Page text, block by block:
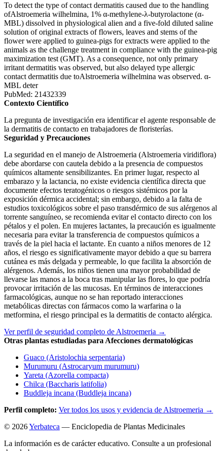
To detect the type of contact dermatitis caused due to the handling
ofAlstroemeria wilhelmina, 1% α-methylene-λ-butyrolactone (α-
MBL) dissolved in physiological alien and a five-fold diluted saline
solution of original extracts of flowers, leaves and stems of the
flower were applied to guinea-pigs for extracts were applied to the
animals as the challenge treatment in compliance with the guinea-pig
maximization test (GMT). As a consequence, not only primary
irritant dermatitis was observed, but also delayed type allergic
contact dermatitis due toAlstroemeria wilhelmina was observed. α-
MBL deter
PubMed: 21432339
Contexto Científico
La pregunta de investigación era identificar el agente responsable de
la dermatitis de contacto en trabajadores de floristerías.
Seguridad y Precauciones
La seguridad en el manejo de Alstroemeria (Alstroemeria viridiflora)
debe abordarse con cautela debido a la presencia de compuestos
químicos altamente sensibilizantes. En primer lugar, respecto al
embarazo y la lactancia, no existe evidencia científica directa que
documente efectos teratogénicos o riesgos sistémicos por la
exposición dérmica accidental; sin embargo, debido a la falta de
estudios toxicológicos sobre el paso transdérmico de sus alérgenos al
torrente sanguíneo, se recomienda evitar el contacto directo con los
pétalos y el polen. En mujeres lactantes, la precaución es igualmente
necesaria para evitar la transferencia de compuestos químicos a
través de la piel hacia el lactante. En cuanto a niños menores de 12
años, el riesgo es significativamente mayor debido a que su barrera
cutánea es más delgada y permeable, lo que facilita la absorción de
alérgenos. Además, los niños tienen una mayor probabilidad de
llevarse las manos a la boca tras manipular las flores, lo que podría
provocar irritación de las mucosas. En términos de interacciones
farmacológicas, aunque no se han reportado interacciones
metabólicas directas con fármacos como la warfarina o la
metformina, el riesgo principal es la dermatitis de contacto alérgica.
Ver perfil de seguridad completo de Alstroemeria →
Otras plantas estudiadas para Afecciones dermatológicas
Guaco (Aristolochia serpentaria)
Murumuru (Astrocaryum murumuru)
Yareta (Azorella compacta)
Chilca (Baccharis latifolia)
Buddleja incana (Buddleja incana)
Perfil completo: Ver todos los usos y evidencia de Alstroemeria →
© 2026Yerbateca — Enciclopedia de Plantas Medicinales
La información es de carácter educativo. Consulte a un profesional